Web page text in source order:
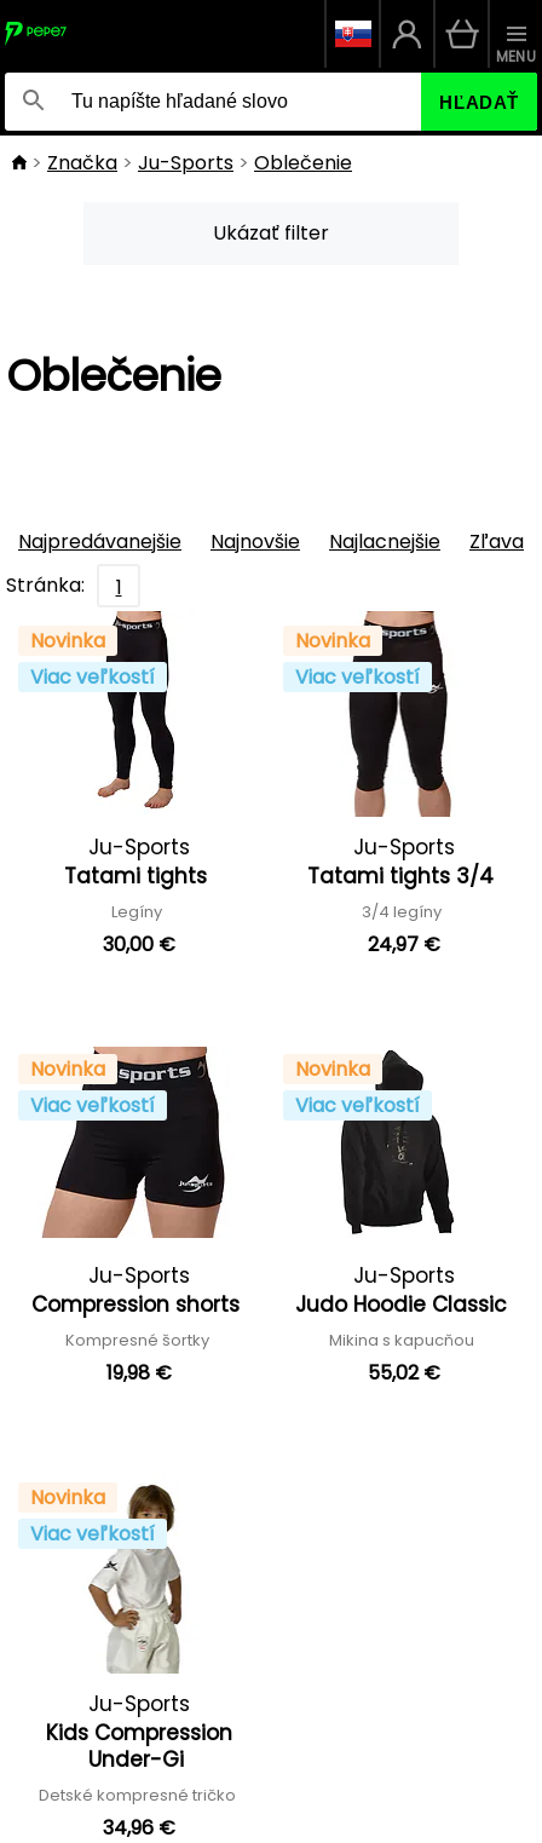
HĽADAŤ
MENU
Značka Ju-Sports Oblečenie
Ukázať filter
Oblečenie
Najpredávanejšie Najnovšie Najlacnejšie
Zľava
Stránka:
1
Novinka
Viac veľkostí
Ju-Sports
Tatami tights
Legíny
30,00 €
Novinka
Viac veľkostí
Ju-Sports
Tatami tights 3/4
3/4 legíny
24,97 €
Novinka
Viac veľkostí
Ju-Sports
Compression shorts
Kompresné šortky
19,98 €
Novinka
Viac veľkostí
Ju-Sports
Judo Hoodie Classic
Mikina s kapucňou
55,02 €
Novinka
Viac veľkostí
Ju-Sports
Kids Compression
Under-Gi
Detské kompresné tričko
34,96 €